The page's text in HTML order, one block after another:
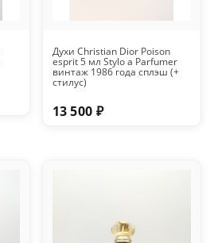
Духи Christian Dior Poison
esprit 5 мл Stylo a Parfumer
винтаж 1986 года сплэш (+
стилус)
13 500 ₽